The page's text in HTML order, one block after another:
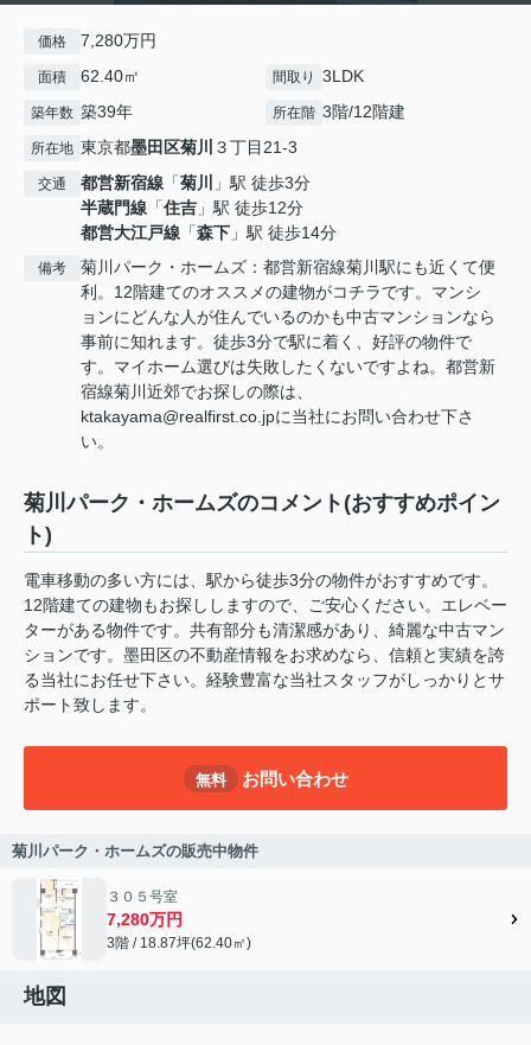
価格 7,280万円
面積 62.40㎡ 間取り 3LDK
築年数 築39年 所在階 3階/12階建
所在地 東京都墨田区菊川 ３丁目21-3
交通 都営新宿線 「菊川
」駅 徒歩3分
半蔵門線 「住吉 」駅 徒歩12分
都営大江戸線 「森下 」駅 徒歩14分
備考
菊川パーク・ホームズ：都営新宿線菊川駅にも近くて便
利。12階建てのオススメの建物がコチラです。マンシ
ョンにどんな人が住んでいるのかも中古マンションなら
事前に知れます。徒歩3分で駅に着く、好評の物件で
す。マイホーム選びは失敗したくないですよね。都営新
宿線菊川近郊でお探しの際は、
ktakayama@realfirst.co.jpに当社にお問い合わせ下さ
い。
菊川パーク・ホームズのコメント(おすすめポイン
ト)
電車移動の多い方には、駅から徒歩3分の物件がおすすめです。
12階建ての建物もお探ししますので、ご安心ください。エレベー
ターがある物件です。共有部分も清潔感があり、綺麗な中古マン
ションです。墨田区の不動産情報をお求めなら、信頼と実績を誇
る当社にお任せ下さい。経験豊富な当社スタッフがしっかりとサ
ポート致します。
無料 お問い合わせ
菊川パーク・ホームズの販売中物件
３０５号室
7,280万円
3階 / 18.87坪(62.40㎡)
地図